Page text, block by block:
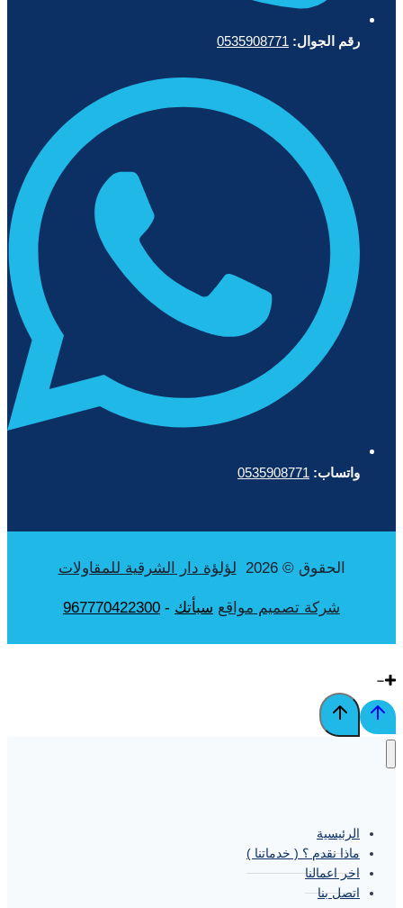
رقم الجوال: 0535908771
واتساب: 0535908771
الحقوق © 2026 لؤلؤة دار الشرقية للمقاولات
شركة تصميم مواقع سبأتك -
967770422300
الرئيسية
ماذا نقدم ؟ ( خدماتنا )
اخر اعمالنا
اتصل بنا